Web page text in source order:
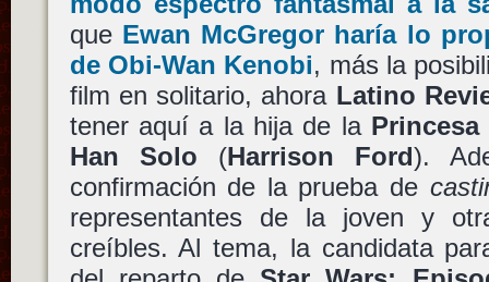
que Ewan McGregor haría lo
de Obi-Wan Kenobi, más la
film en solitario, ahora Latino
tener aquí a la hija de la Princesa
Han Solo (Harrison Ford).
confirmación de la prueba de
representantes de la joven y
creíbles. Al tema, la candidata